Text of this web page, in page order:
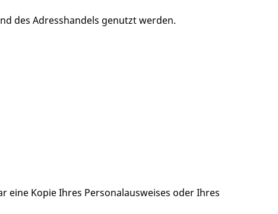
des Adresshandels genutzt werden.
Kopie Ihres Personalausweises oder Ihres